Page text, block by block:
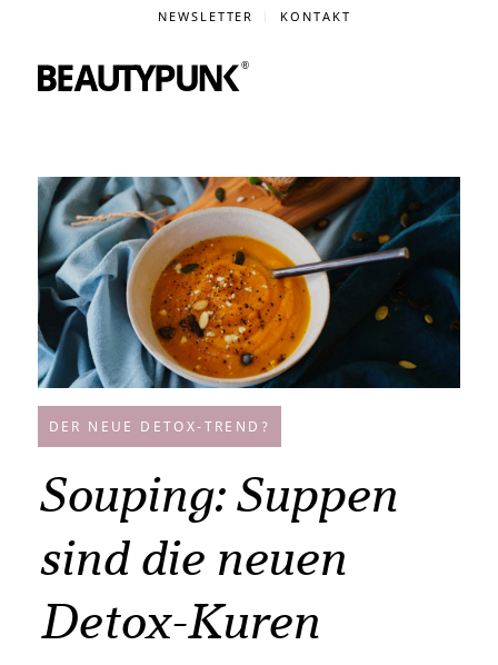
NEWSLETTER KONTAKT
DER NEUE DETOX-TREND?
Souping: Suppen
sind die neuen
Detox-Kuren